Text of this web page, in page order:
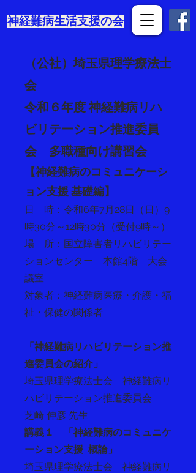
​神経難病生活支援の会
（公社）埼玉県理学療法士
会​
令和６年度 神経難病リハ
ビリテーション推進委員
会 多職種向け講習会
【神経難病のコミュニケーシ
ョン支援 基礎編】
日 時：令和6年7月28日（日）9
時30分～12時30分（受付9時～）
場 所：国立障害者リハビリテー
ションセンター 本館4階 大会
議室
​対象者：神経難病医療・介護・福
祉・保健の関係者
「神経難病リハビリテーション推
進委員会の紹介」
埼玉県理学療法士会 神経難病リ
ハビリテーション推進委員会
芝崎 伸彦 先生
講義１
「神経難病のコミュニケ
ーション支援 概論」
埼玉県理学療法士会 神経難病リ